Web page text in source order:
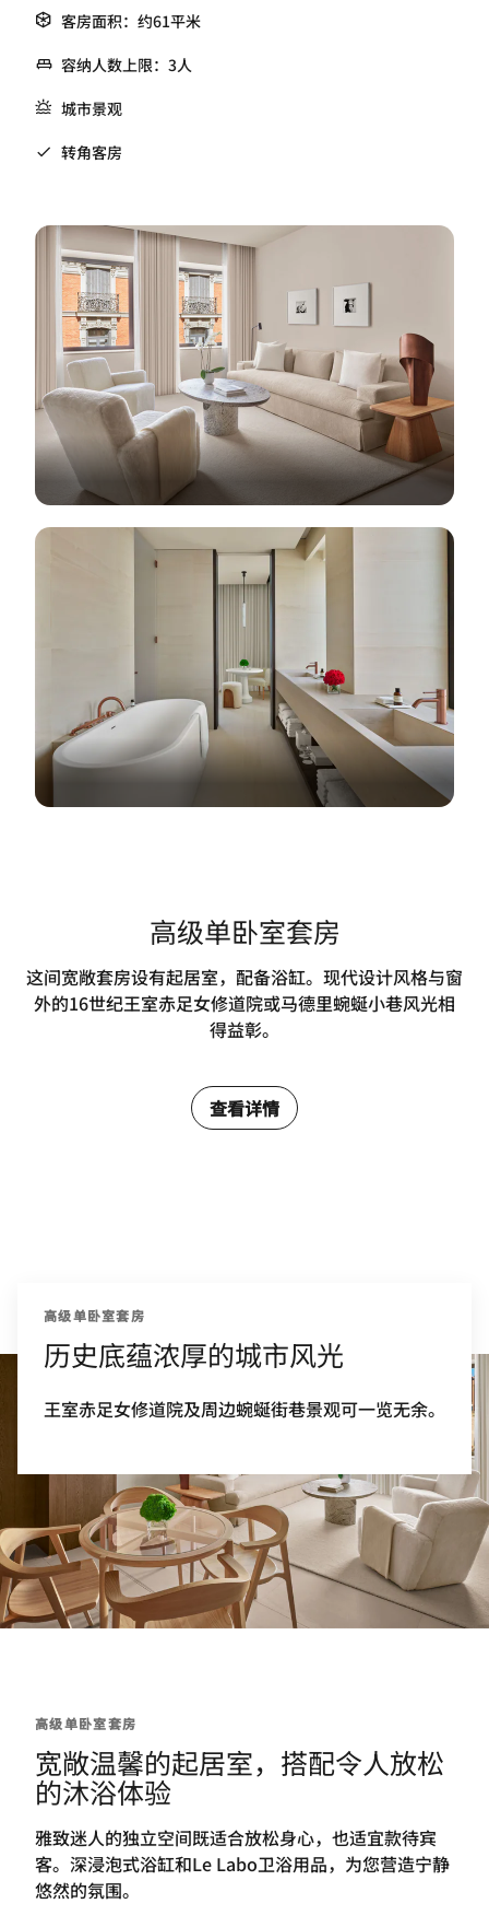
客房面积：约61平米
容纳人数上限：3人
城市景观
转角客房
高级单卧室套房
这间宽敞套房设有起居室，配备浴缸。现代设计风格与窗
外的16世纪王室赤足女修道院或马德里蜿蜒小巷风光相
得益彰。
查看详情
高级单卧室套房
历史底蕴浓厚的城市风光
王室赤足女修道院及周边蜿蜒街巷景观可一览无余。
高级单卧室套房
宽敞温馨的起居室，搭配令人放松
的沐浴体验
雅致迷人的独立空间既适合放松身心，也适宜款待宾
客。深浸泡式浴缸和Le Labo卫浴用品，为您营造宁静
悠然的氛围。